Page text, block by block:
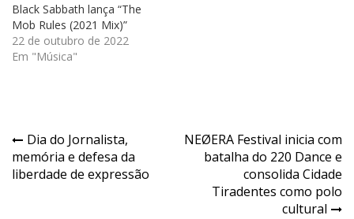
Black Sabbath lança “The
Mob Rules (2021 Mix)”
22 de outubro de 2022
Em "Música"
Navegação
de
Dia do Jornalista,
memória e defesa da
liberdade de expressão
NEØERA Festival inicia com
batalha do 220 Dance e
consolida Cidade
Tiradentes como polo
cultural